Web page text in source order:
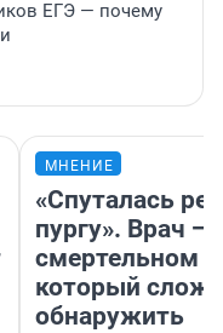
ЕГЭ — почему
МНЕНИЕ
«Спуталась
пургу». Врач —
смертельном
который
обнаружить